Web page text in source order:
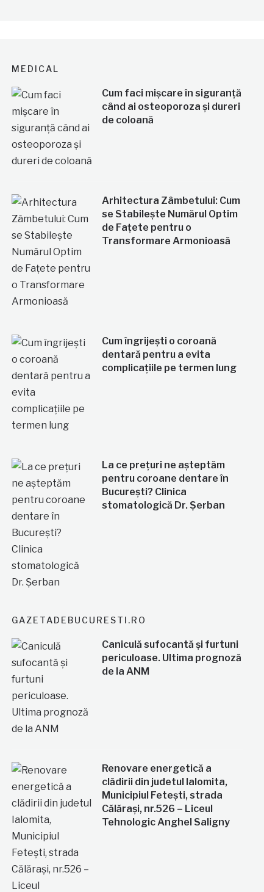
MEDICAL
Cum faci mișcare în siguranță
când ai osteoporoza și dureri
de coloană
Arhitectura Zâmbetului: Cum
se Stabilește Numărul Optim
de Fațete pentru o
Transformare Armonioasă
Cum îngrijești o coroană
dentară pentru a evita
complicațiile pe termen lung
La ce prețuri ne așteptăm
pentru coroane dentare în
București? Clinica
stomatologică Dr. Șerban
GAZETADEBUCURESTI.RO
Caniculă sufocantă și furtuni
periculoase. Ultima prognoză
de la ANM
Renovare energetică a
clădirii din judetul Ialomita,
Municipiul Fetești, strada
Călărași, nr.526 – Liceul
Tehnologic Anghel Saligny